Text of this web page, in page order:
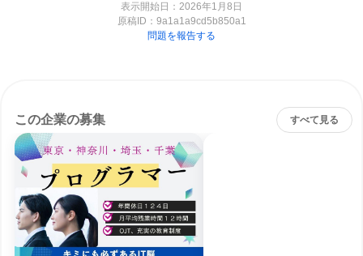
表示開始日：2026年1月8日
原稿ID： 9a1a1a9cd5b850a1
問題を報告する
この企業の募集 すべて見る